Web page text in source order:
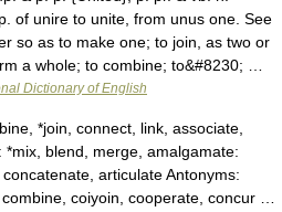
of unire to unite, from unus one. See
so as to make one; to join, as two or
a whole; to combine; to&#8230; …
Dictionary of English
*join, connect, link, associate,
*mix, blend, merge, amalgamate:
articulate Antonyms:
coiyoin, cooperate, concur …